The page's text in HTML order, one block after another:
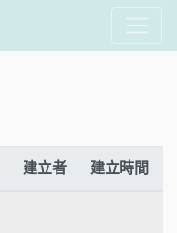
建立者 建立時間